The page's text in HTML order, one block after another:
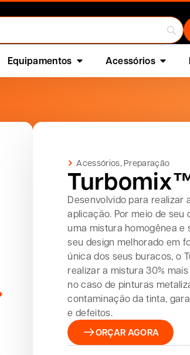
Equipamentos Acessórios
Acessórios,Preparação
Desenvolvido para realizar
aplicação. Por meio de seu
uma mistura homogênea e
seu design melhorado em
única dos seus buracos, o
realizar a mistura 30%
no caso de pinturas
contaminação da tinta,
e defeitos.
ORÇAR AGORA